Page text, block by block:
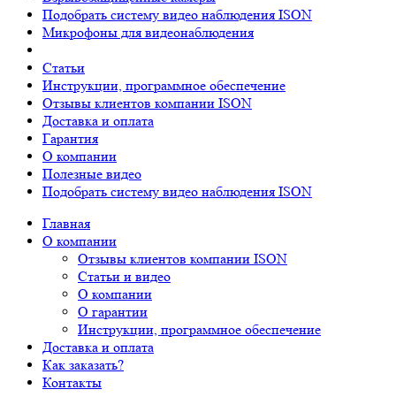
Подобрать систему видео наблюдения ISON
Микрофоны для видеонаблюдения
Статьи
Инструкции, программное обеспечение
Отзывы клиентов компании ISON
Доставка и оплата
Гарантия
О компании
Полезные видео
Подобрать систему видео наблюдения ISON
Главная
О компании
Отзывы клиентов компании ISON
Статьи и видео
О компании
О гарантии
Инструкции, программное обеспечение
Доставка и оплата
Как заказать?
Контакты